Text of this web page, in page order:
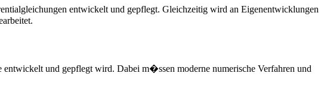
entwickelt und gepflegt. Gleichzeitig wird an Eigenentwicklungen
und gepflegt wird. Dabei m�ssen moderne numerische Verfahren und